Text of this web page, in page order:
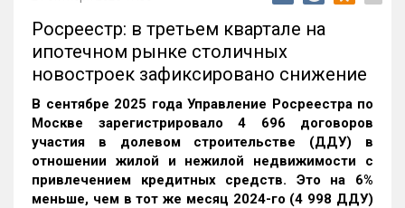
Росреестр: в третьем квартале на
ипотечном рынке столичных
новостроек зафиксировано снижение
В сентябре 2025 года Управление Росреестра по
Москве зарегистрировало 4 696 договоров
участия в долевом строительстве (ДДУ) в
отношении жилой и нежилой недвижимости с
привлечением кредитных средств. Это на 6%
меньше, чем в тот же месяц 2024-го (4 998 ДДУ)